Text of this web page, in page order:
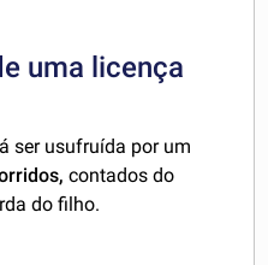
uma licença
ser usufruída por um
contados do
do filho.